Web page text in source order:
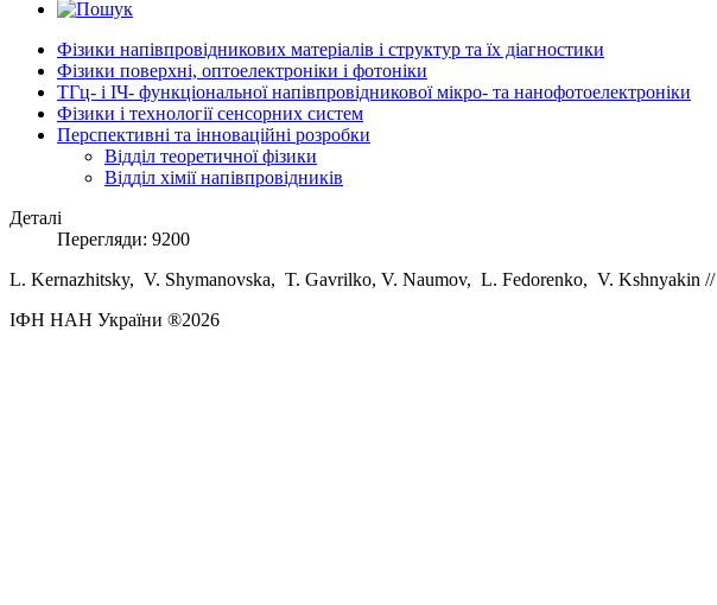
Фізики напівпровідникових матеріалів і структур та їх діагностики
Фізики поверхні, оптоелектроніки і фотоніки
ТГц- і ІЧ- функціональної напівпровідникової мікро- та нанофотоелектроніки
Фізики і технології сенсорних систем
Перспективні та інноваційні розробки
Відділ теоретичної фізики
Відділ хімії напівпровідників
Деталі
Перегляди: 9200
L. Kernazhitsky, V. Shymanovska, T. Gavrilko, V. Naumov, L. Fedorenko, V. Kshnyakin //
ІФН НАН України ®2026